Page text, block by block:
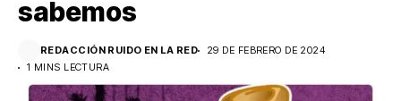
sabemos
REDACCIÓN RUIDO EN LA RED
29 DE FEBRERO DE 2024
1 MINS LECTURA